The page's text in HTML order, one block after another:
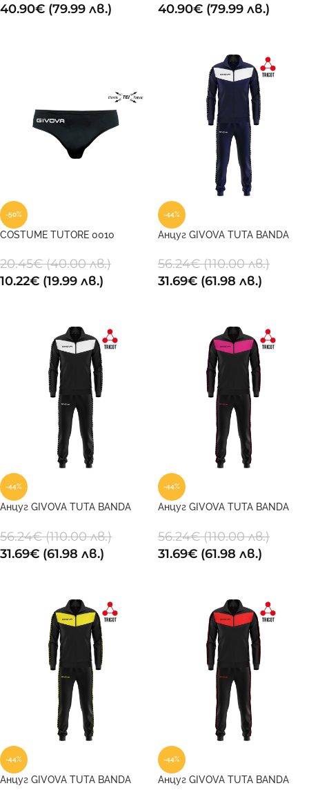
40.90€ (79.99 лв.)
40.90€ (79.99 лв.)
-50%
COSTUME TUTORE 0010
20.45€(40.00 лв.)
10.22€ (19.99 лв.)
-44%
Анцуг GIVOVA TUTA BANDA
56.24€(110.00 лв.)
31.69€ (61.98 лв.)
-44%
Анцуг GIVOVA TUTA BANDA
56.24€(110.00 лв.)
31.69€ (61.98 лв.)
-44%
Анцуг GIVOVA TUTA BANDA
56.24€(110.00 лв.)
31.69€ (61.98 лв.)
-44%
Анцуг GIVOVA TUTA BANDA
-44%
Анцуг GIVOVA TUTA BANDA